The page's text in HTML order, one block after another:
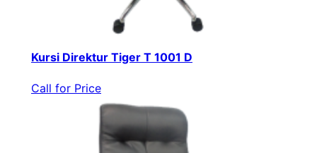
Kursi Direktur Tiger T 1001 D
Call for Price